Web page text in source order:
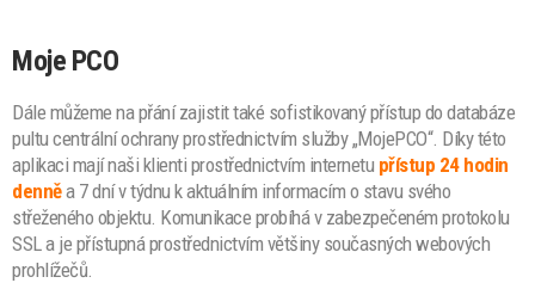
Moje PCO
Dále můžeme na přání zajistit také sofistikovaný přístup do databáze
pultu centrální ochrany prostřednictvím služby „MojePCO“. Díky této
aplikaci mají naši klienti prostřednictvím internetu přístup 24 hodin
denněa 7 dní v týdnu k aktuálním informacím o stavu svého
střeženého objektu. Komunikace probíhá v zabezpečeném protokolu
SSL a je přístupná prostřednictvím většiny současných webových
prohlížečů.